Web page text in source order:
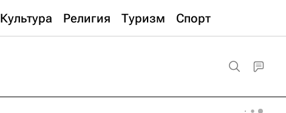
Культура Религия Туризм Спорт